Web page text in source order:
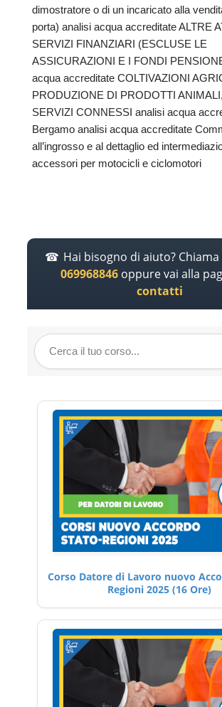
dimostratore o di un incaricato alla
porta) analisi acqua accreditate ALTRE
SERVIZI FINANZIARI (ESCLUSE LE
ASSICURAZIONI E I FONDI
acqua accreditate COLTIVAZIONI
PRODUZIONE DI PRODOTTI
SERVIZI CONNESSI analisi acqua
Bergamo analisi acqua accreditate
all’ingrosso e al dettaglio ed
accessori per motocicli e ciclomotori
Hai bisogno di aiuto?
069968846 oppure vai alla
contatti
Corso Datore di Lavoro nuovo
Regioni 2025 (16 Ore)